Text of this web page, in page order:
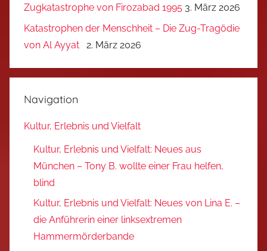
Zugkatastrophe von Firozabad 1995 3. März 2026
Katastrophen der Menschheit – Die Zug-Tragödie
von Al Ayyat
2. März 2026
Navigation
Kultur, Erlebnis und Vielfalt
Kultur, Erlebnis und Vielfalt: Neues aus
München – Tony B. wollte einer Frau helfen,
blind
Kultur, Erlebnis und Vielfalt: Neues von Lina E. –
die Anführerin einer linksextremen
Hammermörderbande